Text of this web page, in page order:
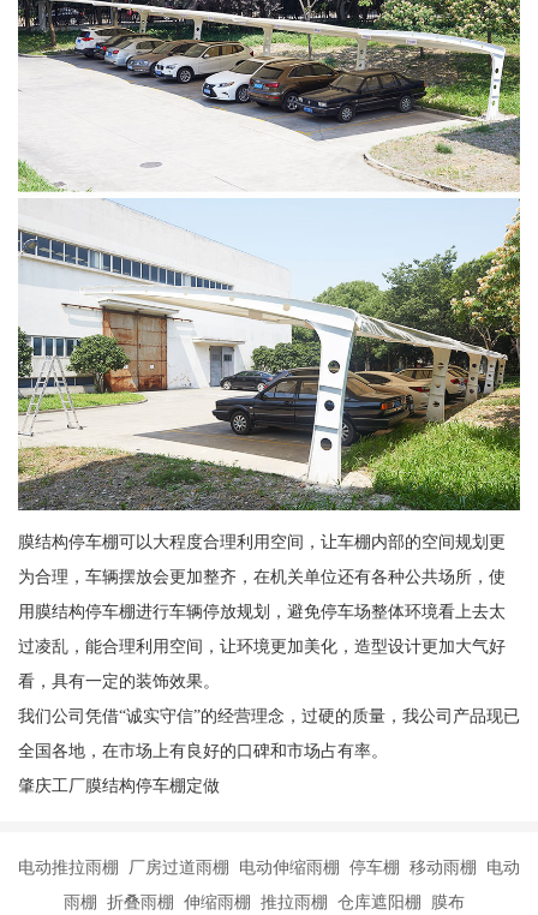
膜结构停车棚可以大程度合理利用空间，让车棚内部的空间规划更
为合理，车辆摆放会更加整齐，在机关单位还有各种公共场所，使
用膜结构停车棚进行车辆停放规划，避免停车场整体环境看上去太
过凌乱，能合理利用空间，让环境更加美化，造型设计更加大气好
看，具有一定的装饰效果。
我们公司凭借“诚实守信”的经营理念，过硬的质量，我公司产品现已
全国各地，在市场上有良好的口碑和市场占有率。
肇庆工厂膜结构停车棚定做
电动推拉雨棚 厂房过道雨棚 电动伸缩雨棚 停车棚 移动雨棚 电动
雨棚 折叠雨棚 伸缩雨棚 推拉雨棚 仓库遮阳棚 膜布